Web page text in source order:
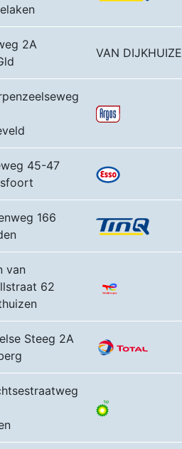
2A
VAN
45-47
166
van
62
Steeg 2A